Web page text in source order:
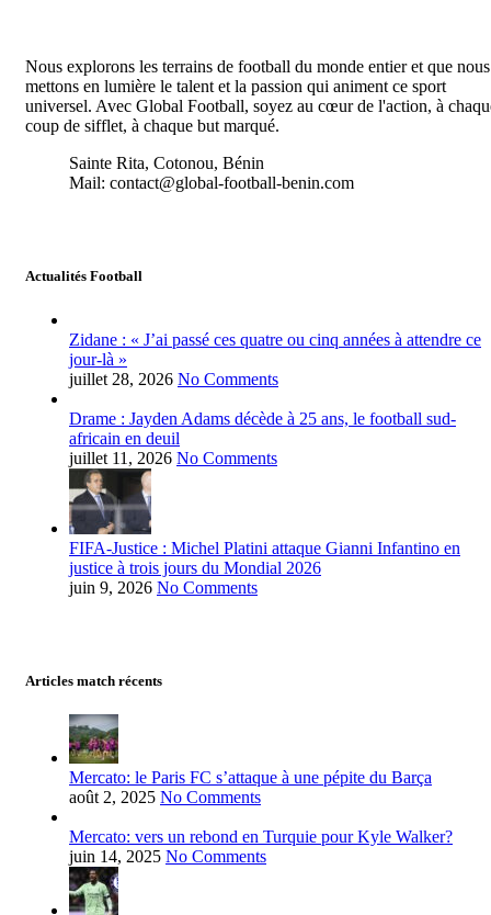
Nous explorons les terrains de football du monde entier et que nous
mettons en lumière le talent et la passion qui animent ce sport
universel. Avec Global Football, soyez au cœur de l'action, à
coup de sifflet, à chaque but marqué.
Sainte Rita, Cotonou, Bénin
Mail: contact@global-football-benin.com
Actualités Football
Zidane : « J’ai passé ces quatre ou cinq années à attendre ce
jour-là »
juillet 28, 2026 No Comments
Drame : Jayden Adams décède à 25 ans, le football sud-
africain en deuil
juillet 11, 2026 No Comments
FIFA-Justice : Michel Platini attaque Gianni Infantino en
justice à trois jours du Mondial 2026
juin 9, 2026 No Comments
Articles match récents
Mercato: le Paris FC s’attaque à une pépite du Barça
août 2, 2025 No Comments
Mercato: vers un rebond en Turquie pour Kyle Walker?
juin 14, 2025 No Comments